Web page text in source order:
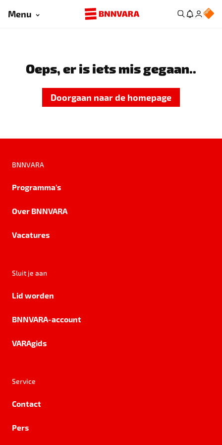
Menu
Oeps, er is iets mis gegaan..
Doorgaan naar de homepage
BNNVARA
Programma's
Over BNNVARA
Vacatures
Sluit je aan
Lid worden
BNNVARA-account
VARAgids
Service
Contact
Pers